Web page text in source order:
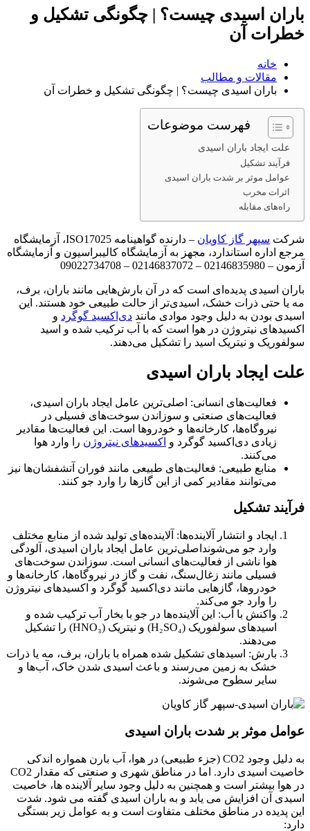
باران اسیدی چیست؟ | چگونگی تشکیل و
خطرات آن
خانه
مقالات و مطالب
باران اسیدی چیست؟ | چگونگی تشکیل و خطرات آن
فهرست موضوعات
علت ایجاد باران اسیدی
فرآیند تشکیل
عوامل موثر بر شدت باران اسیدی
اثرات مخرب
راه‌های مقابله
شرکت سپهر گاز کاویان
– دارنده گواهینامه ISO17025، آزمایشگاه
مرجع اداره استاندارد، مجهز به آزمایشگاه کالیبراسیون و آزمایشگاه
آزمون – 02146835980 – 02146837072 – 09022734708
باران اسیدی پدیده‌ای است که در آن بارش‌هایی مانند باران، برف،
مه یا حتی ذرات خشک، اسیدی‌تر از حالت طبیعی خود هستند. این
اسیدی بودن به دلیل وجود موادی مانند دی‌اکسید گوگرد و
اکسیدهای نیتروژن در هوا است که با آب ترکیب شده و اسید
سولفوریک و نیتریک اسید را تشکیل می‌دهند.
علت ایجاد باران اسیدی
فعالیت‌های انسانی: اصلی‌ترین عامل ایجاد باران اسیدی،
فعالیت‌های صنعتی و سوزاندن سوخت‌های فسیلی در
نیروگاه‌ها، کارخانه‌ها و خودروها است. این فعالیت‌ها مقادیر
زیادی دی‌اکسید گوگرد و اکسیدهای نیتروژن را وارد هوا
می‌کنند.
منابع طبیعی: فعالیت‌های طبیعی مانند فوران آتشفشان‌ها نیز
می‌توانند مقادیر کمی از این گازها را وارد جو کنند.
فرآیند تشکیل
ایجاد و انتشار آلاینده‌ها: آلاینده‌های تولید شده از منابع مختلف
وارد جو می‌شونداصلی‌ترین عامل ایجاد باران اسیدی، آلودگی
هوا ناشی از فعالیت‌های انسانی است. سوزاندن سوخت‌های
فسیلی مانند زغال‌سنگ، نفت و گاز در نیروگاه‌ها، کارخانه‌ها و
خودروها، گازهایی مانند دی‌اکسید گوگرد و اکسیدهای نیتروژن
را وارد جو می‌کند.
واکنش با آب: این آلاینده‌ها در جو با بخار آب ترکیب شده و
اسیدهای سولفوریک (H₂SO₄) و نیتریک (HNO₃) را تشکیل
می‌دهند.
بارش: اسیدهای تشکیل شده همراه با باران، برف، مه یا ذرات
خشک به زمین می‌رسند و باعث اسیدی شدن خاک، آب‌ها و
سایر سطوح می‌شوند.
عوامل موثر بر شدت باران اسیدی
به دلیل وجود CO2 (جزء طبیعی) در هوا، آب بارن همواره اندکی
خاصیت اسیدی دارد. اما در مناطق شهری و صنعتی که مقدار CO2
در هوا بیشتر است و همچنین به دلیل وجود سایر آلاینده ها، خاصیت
اسیدی آن افزایش می یابد و به باران اسیدی گفته می شود. شدت
این پدیده در مناطق مختلف متفاوت است و به عوامل زیر بستگی
دارد: